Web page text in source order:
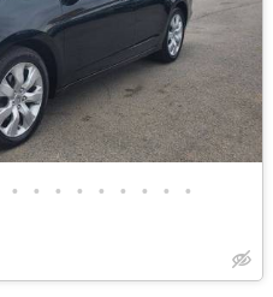
• • • • • • • • •